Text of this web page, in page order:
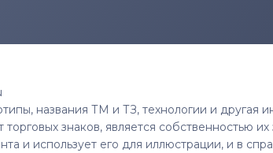
названия ТМ и ТЗ, технологии и другая
торговых знаков, является собственностью
и использует его для иллюстрации, и в